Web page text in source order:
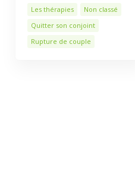
Les thérapies
Non classé
Quitter son conjoint
Rupture de couple